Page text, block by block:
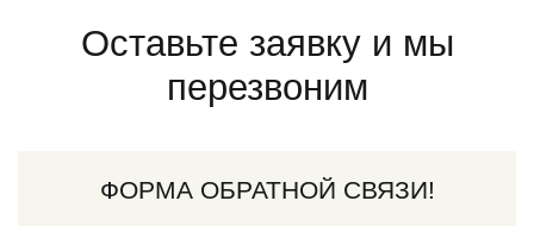
Оставьте заявку и мы
перезвоним
ФОРМА ОБРАТНОЙ СВЯЗИ!